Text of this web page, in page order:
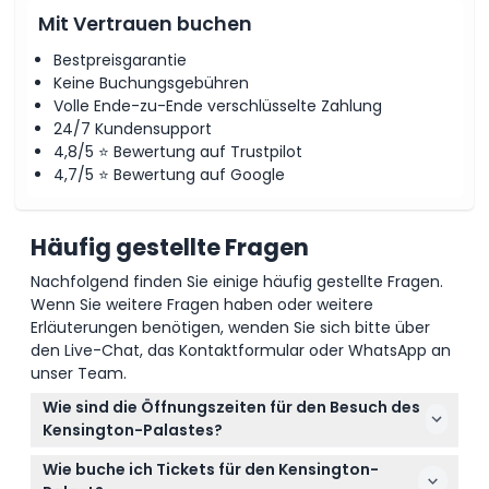
Mit Vertrauen buchen
Bestpreisgarantie
Keine Buchungsgebühren
Volle Ende-zu-Ende verschlüsselte Zahlung
24/7 Kundensupport
4,8/5 ⭐ Bewertung auf Trustpilot
4,7/5 ⭐ Bewertung auf Google
Häufig gestellte Fragen
Nachfolgend finden Sie einige häufig gestellte Fragen.
Wenn Sie weitere Fragen haben oder weitere
Erläuterungen benötigen, wenden Sie sich bitte über
den Live-Chat, das Kontaktformular oder WhatsApp an
unser Team.
Wie sind die Öffnungszeiten für den Besuch des
Kensington-Palastes?
Der Kensington-Palast ist von Mittwoch bis Sonntag
von 10:00 bis 18:00 Uhr geöffnet, der letzte Einlass ist
Wie buche ich Tickets für den Kensington-